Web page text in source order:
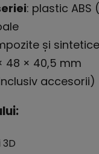
: plastic ABS
și
48 × 40,5 mm
accesorii)